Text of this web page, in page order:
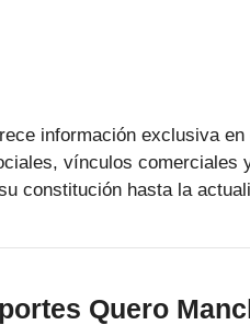
información exclusiva
vínculos comerciales
constitución hasta la
Quero